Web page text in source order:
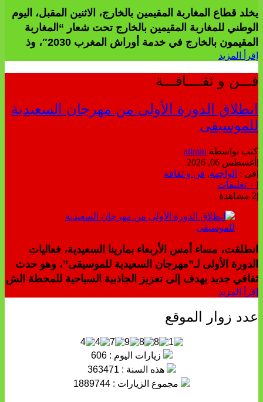
يخلد قطاع المغاربة المقيمين بالخارج، الاثنين المقبل، اليوم
الوطني للمغاربة المقيمين بالخارج تحت شعار “المغاربة
المقيمون بالخارج في خدمة أوراش المغرب 2030″، وذ
إقرأ المزيد
فـــن و ثقــــافـــة
انطلاق الدورة الأولى من مهرجان السعيدية
للموسيقى
كتب بواسطة admin
| أغسطس 06, 2026
|فى : الواجهة, فن و ثقافة
|
|2 مشاهدة
انطلقت، مساء أمس الأربعاء بمارينا السعيدية، فعاليات
الدورة الأولى لـ”مهرجان السعيدية للموسيقى”، وهو حدث
ثقافي جديد يهدف إلى تعزيز الجاذبية السياحية للمحطة الش
إقرأ المزيد
عدد زوار الموقع
زيارات اليوم : 606
هذه السنة : 363471
مجموع الزيارات : 1889744